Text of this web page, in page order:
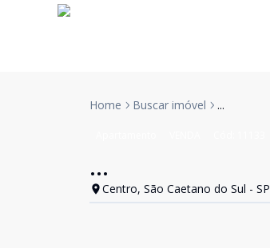
Home Buscar imóvel ...
...
Centro, São Caetano do Sul - SP